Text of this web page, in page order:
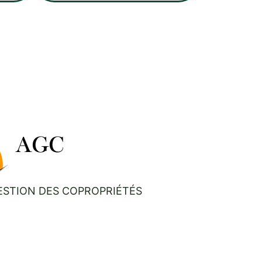
DES COPROPRIÉTÉS